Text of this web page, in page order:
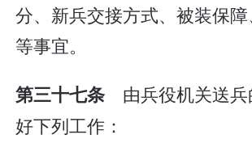
分、新兵交接方式、被装保
等事宜。
第三十七条 由兵役机关送兵
好下列工作：